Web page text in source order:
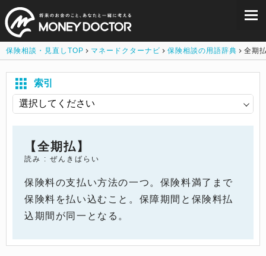
保険相談・見直しTOP マネードクターナビ 保険相談の用語辞典 全期
索引
【全期払】
読み : ぜんきばらい
保険料の支払い方法の一つ。保険料満了まで
保険料を払い込むこと。保障期間と保険料払
込期間が同一となる。